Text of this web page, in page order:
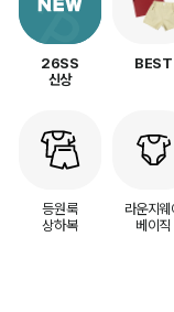
26SS
신상
BEST
등원룩
상하복
라운지웨
베이직